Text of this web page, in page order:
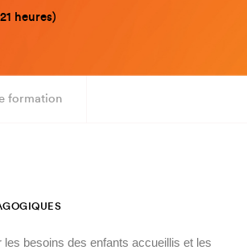
heures)
formation
les besoins des enfants accueillis et les